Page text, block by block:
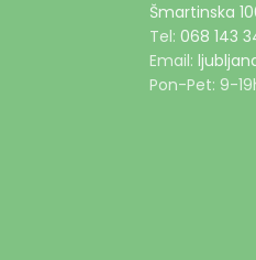
Šmartinska
Tel: 068 143
Email:
Pon-Pet: 9-